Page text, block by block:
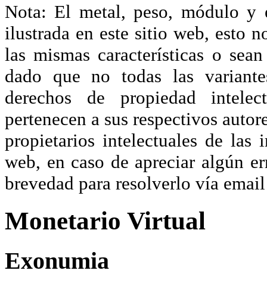
Nota: El metal, peso, módulo y
ilustrada en este sitio web, esto
las mismas características o
dado que no todas las
derechos de propiedad
pertenecen a sus respectivos
propietarios intelectuales de las
web, en caso de apreciar algún
brevedad para resolverlo vía
Monetario Virtual
Exonumia